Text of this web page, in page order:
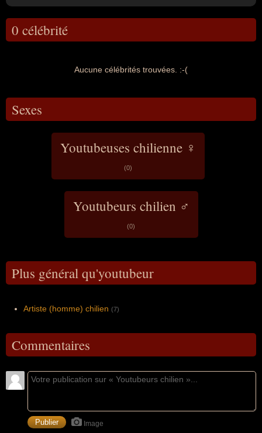
0 célébrité
Aucune célébrités trouvées. :-(
Sexes
Youtubeuses chilienne ♀
(0)
Youtubeurs chilien ♂
(0)
Plus général qu'youtubeur
Artiste (homme) chilien (7)
Commentaires
Image